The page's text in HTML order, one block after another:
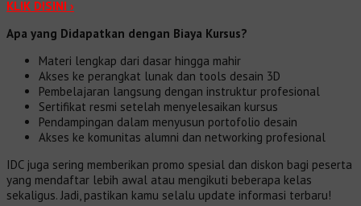
KLIK DISINI ›
Apa yang Didapatkan dengan Biaya Kursus?
Materi lengkap dari dasar hingga mahir
Akses ke perangkat lunak dan tools desain 3D
Pembelajaran langsung dengan instruktur profesional
Sertifikat resmi setelah menyelesaikan kursus
Pendampingan dalam menyusun portofolio desain
Akses ke komunitas alumni dan networking profesional
IDC juga sering memberikan promo spesial dan diskon bagi peserta
yang mendaftar lebih awal atau mengikuti beberapa kelas
sekaligus. Jadi, pastikan kamu selalu update informasi terbaru!